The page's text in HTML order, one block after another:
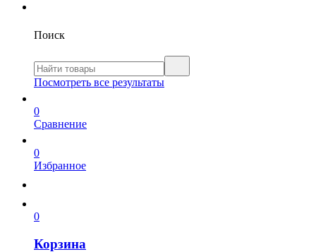
Поиск
Посмотреть все результаты
0
Сравнение
0
Избранное
0
Корзина